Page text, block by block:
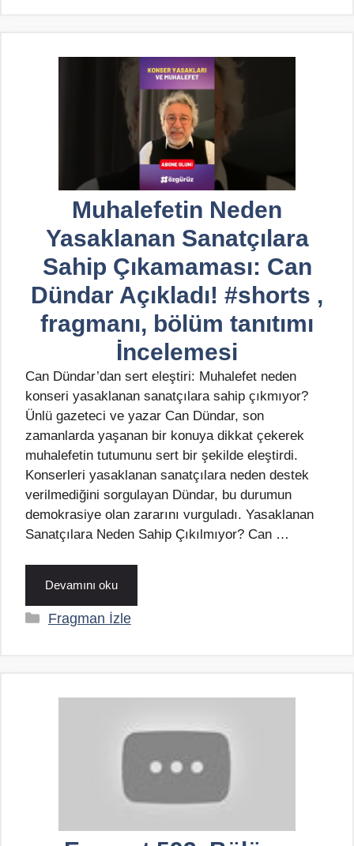
Muhalefetin Neden
Yasaklanan Sanatçılara
Sahip Çıkamaması: Can
Dündar Açıkladı! #shorts ,
fragmanı, bölüm tanıtımı
İncelemesi
Can Dündar’dan sert eleştiri: Muhalefet neden
konseri yasaklanan sanatçılara sahip çıkmıyor?
Ünlü gazeteci ve yazar Can Dündar, son
zamanlarda yaşanan bir konuya dikkat çekerek
muhalefetin tutumunu sert bir şekilde eleştirdi.
Konserleri yasaklanan sanatçılara neden destek
verilmediğini sorgulayan Dündar, bu durumun
demokrasiye olan zararını vurguladı. Yasaklanan
Sanatçılara Neden Sahip Çıkılmıyor? Can …
Devamını oku
Kategoriler
Fragman İzle